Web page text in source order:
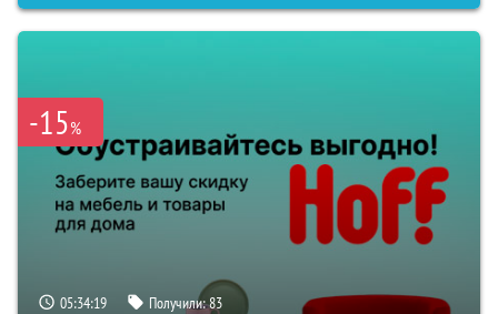
-15%
05:34:18 Получили:83